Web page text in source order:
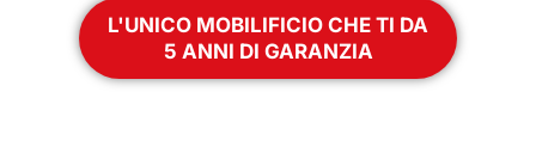
L'UNICO MOBILIFICIO CHE TI DA
5 ANNI DI GARANZIA